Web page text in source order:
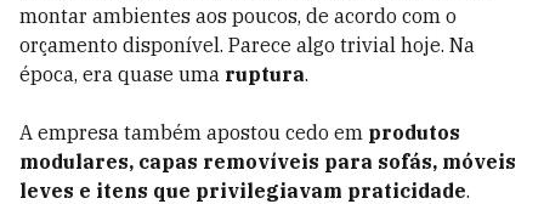
montar ambientes aos poucos, de acordo com o
orçamento disponível. Parece algo trivial hoje. Na
época, era quase uma ruptura.
A empresa também apostou cedo em produtos
modulares, capas removíveis para sofás, móveis
leves e itens que privilegiavam praticidade.